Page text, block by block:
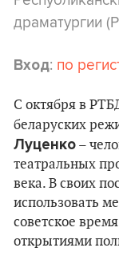
драматургии
Вход: по
С октября в
беларуских
Луценко –
театральных
века. В своих
использовать
советское
открытиями